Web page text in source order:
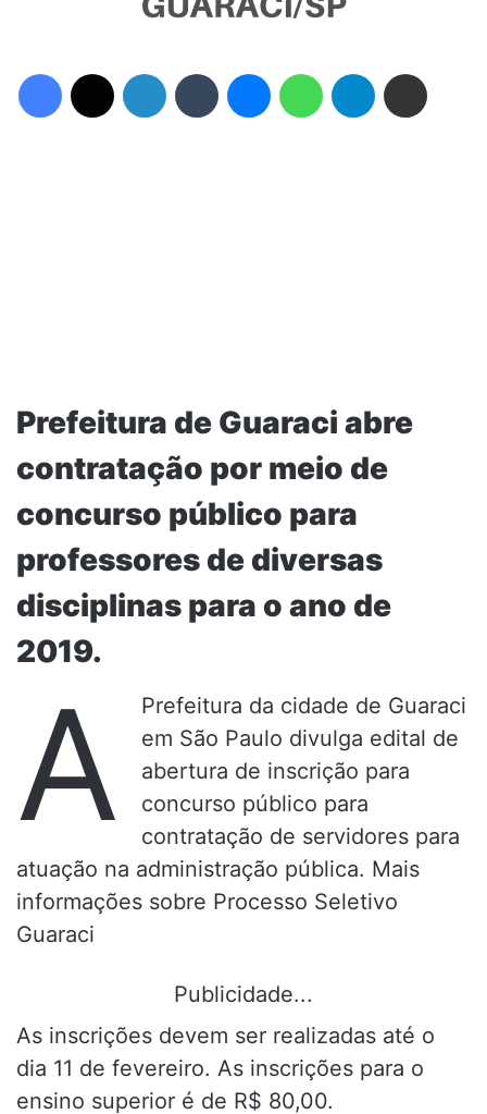
Prefeitura de Guaraci abre
contratação por meio de
concurso público para
professores de diversas
disciplinas para o ano de
2019.
A
Prefeitura da cidade de Guaraci
em São Paulo divulga edital de
abertura de inscrição para
concurso público para
contratação de servidores para
atuação na administração pública. Mais
informações sobre Processo Seletivo
Guaraci
Publicidade...
As inscrições devem ser realizadas até o
dia 11 de fevereiro. As inscrições para o
ensino superior é de R$ 80,00.